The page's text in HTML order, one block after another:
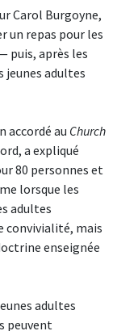
Carol Burgoyne,
un repas pour les
puis, après les
jeunes adultes
accordé au Church
a expliqué
80 personnes et
lorsque les
adultes
convivialité, mais
enseignée
adultes
peuvent